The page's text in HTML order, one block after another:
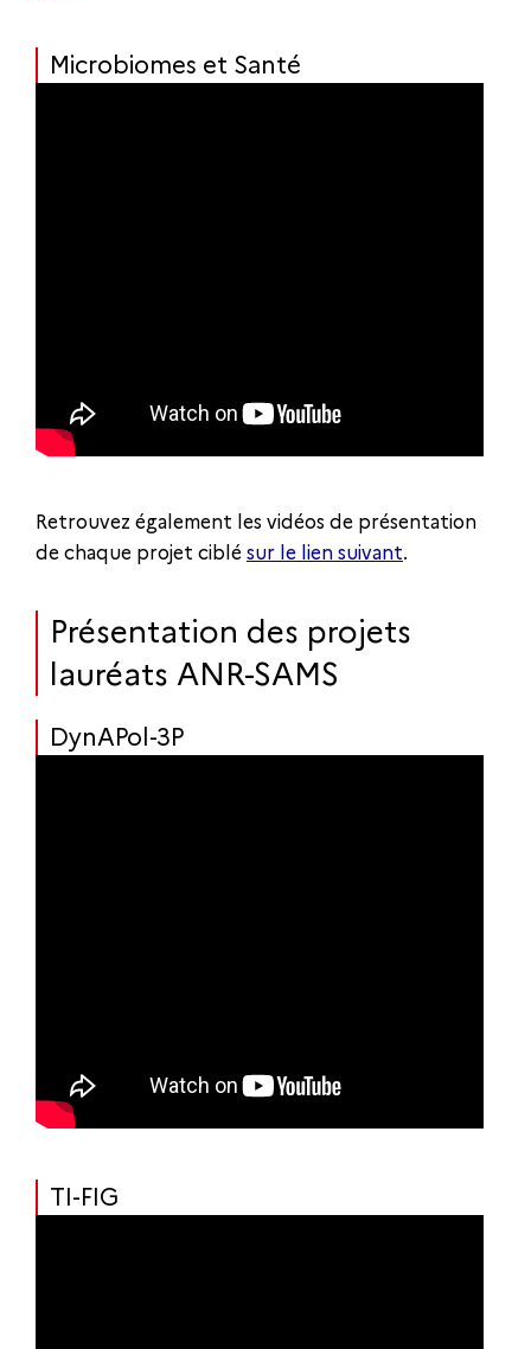
Microbiomes et Santé
Retrouvez également les vidéos de présentation
de chaque projet ciblé sur le lien suivant.
Présentation des projets
lauréats ANR-SAMS
DynAPol-3P
TI-FIG